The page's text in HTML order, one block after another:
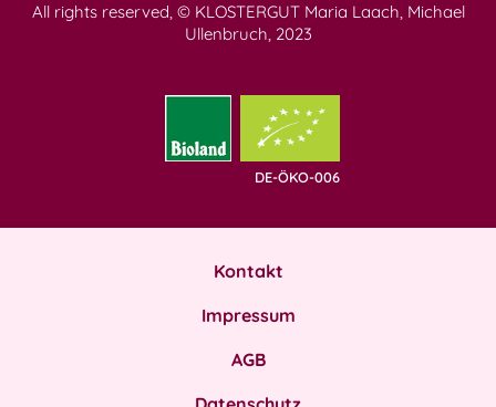
All rights reserved, © KLOSTERGUT Maria Laach, Michael
Ullenbruch, 2023
DE-ÖKO-006
Kontakt
Impressum
AGB